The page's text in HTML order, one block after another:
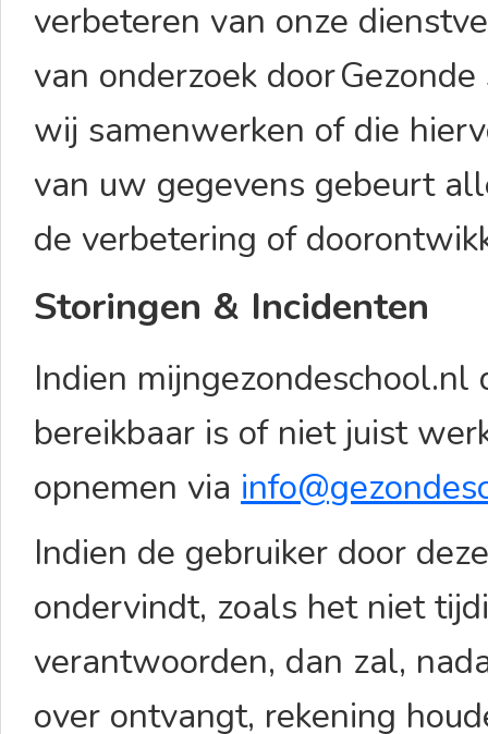
verbeteren van onze
van onderzoek door
wij samenwerken of die
van uw gegevens gebeurt
de verbetering of
Storingen & Incidenten
Indien
bereikbaar is of niet juist
opnemen via
Indien de gebruiker door
ondervindt, zoals het niet
verantwoorden, dan zal,
over ontvangt, rekening